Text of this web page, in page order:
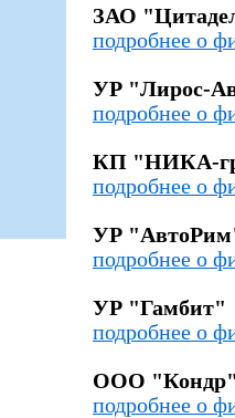
ЗАО
подробнее о
УР "Лирос-
подробнее о
КП "НИКА-
подробнее о
УР
подробнее о
УР "Гамбит"
подробнее о
ООО
подробнее о